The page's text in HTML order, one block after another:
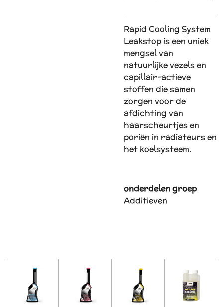
Rapid Cooling System
Leakstop is een uniek
mengsel van
natuurlijke vezels en
capillair-actieve
stoffen die samen
zorgen voor de
afdichting van
haarscheurtjes en
poriën in radiateurs en
het koelsysteem.
onderdelen groep
Additieven